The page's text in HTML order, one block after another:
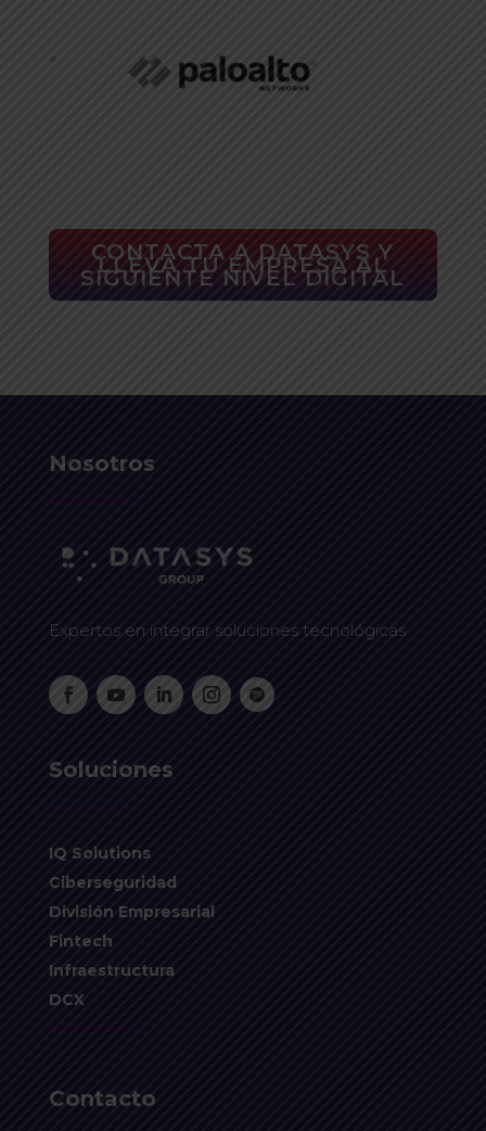
CONTACTA A DATASYS Y
LLEVA TU EMPRESA AL
SIGUIENTE NIVEL DIGITAL
Nosotros
Expertos en integrar soluciones tecnológicas
Soluciones
IQ Solutions
Ciberseguridad
División Empresarial
Fintech
Infraestructura
DCX
Contacto